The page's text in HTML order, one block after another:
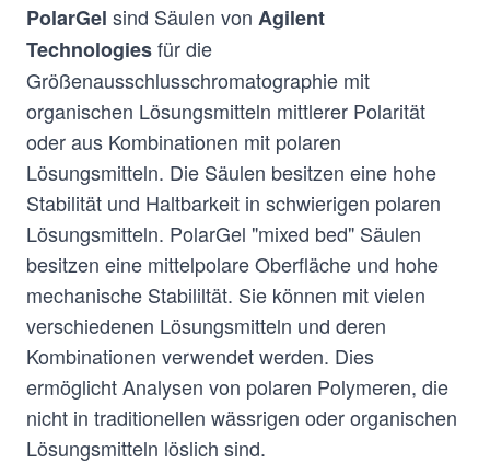
PolarGel sind Säulen von Agilent
Technologiesfür die
Größenausschlusschromatographie mit
organischen Lösungsmitteln mittlerer Polarität
oder aus Kombinationen mit polaren
Lösungsmitteln. Die Säulen besitzen eine hohe
Stabilität und Haltbarkeit in schwierigen polaren
Lösungsmitteln. PolarGel "mixed bed" Säulen
besitzen eine mittelpolare Oberfläche und hohe
mechanische Stabililtät. Sie können mit vielen
verschiedenen Lösungsmitteln und deren
Kombinationen verwendet werden. Dies
ermöglicht Analysen von polaren Polymeren, die
nicht in traditionellen wässrigen oder organischen
Lösungsmitteln löslich sind.